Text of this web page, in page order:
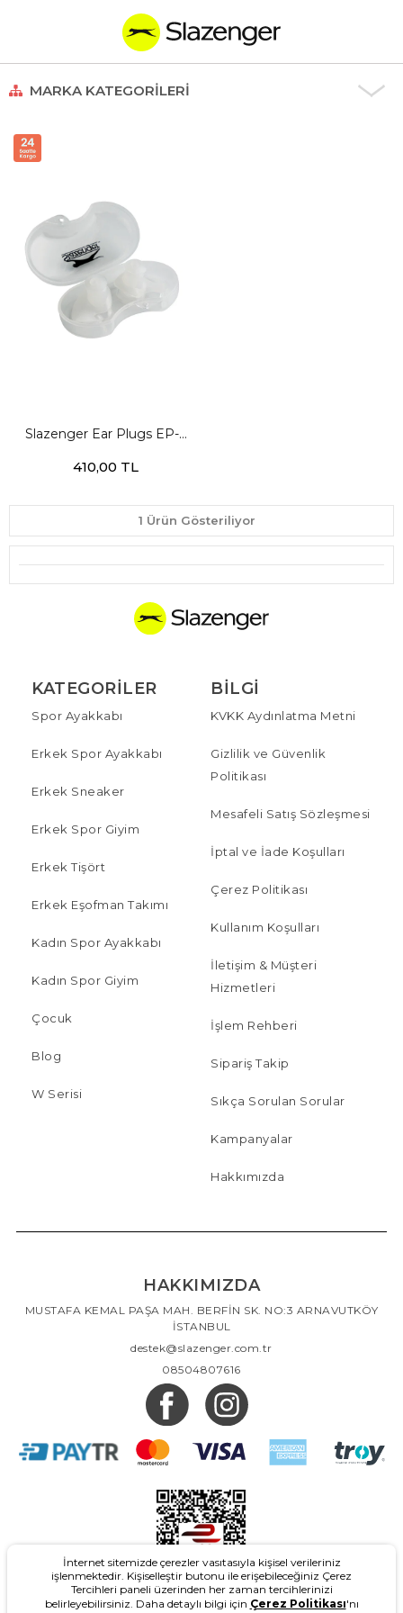
MARKA KATEGORILERI
Slazenger Ear Plugs EP-6
410,00 TL
1 Ürün Gösteriliyor
KATEGORILER
Spor Ayakkabı
Erkek Spor Ayakkabı
Erkek Sneaker
Erkek Spor Giyim
Erkek Tişört
Erkek Eşofman Takımı
Kadın Spor Ayakkabı
Kadın Spor Giyim
Çocuk
Blog
W Serisi
BILGI
KVKK Aydınlatma Metni
Gizlilik ve Güvenlik
Politikası
Mesafeli Satış Sözleşmesi
İptal ve İade Koşulları
Çerez Politikası
Kullanım Koşulları
İletişim & Müşteri
Hizmetleri
İşlem Rehberi
Sipariş Takip
Sıkça Sorulan Sorular
Kampanyalar
Hakkımızda
HAKKIMIZDA
MUSTAFA KEMAL PAŞA MAH. BERFİN SK. NO:3 ARNAVUTKÖY
İSTANBUL
destek@slazenger.com.tr
08504807616
İnternet sitemizde çerezler vasıtasıyla kişisel verileriniz
işlenmektedir. Kişiselleştir butonu ile erişebileceğiniz Çerez
Tercihleri paneli üzerinden her zaman tercihlerinizi
belirleyebilirsiniz. Daha detaylı bilgi için Çerez Politikası'nı